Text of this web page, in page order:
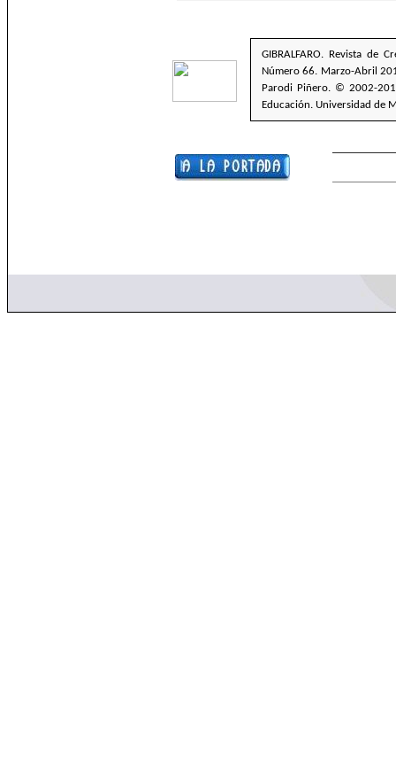
GIBRALFARO. Revista de
Número 66. Marzo-Abril
Parodi Piñero. © 2002-
Educación. Universidad de